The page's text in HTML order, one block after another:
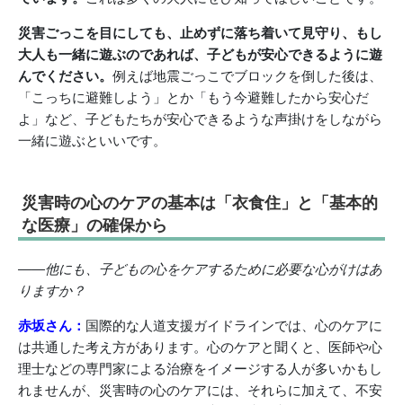
災害ごっこを目にしても、止めずに落ち着いて見守り、もし
大人も一緒に遊ぶのであれば、子どもが安心できるように遊
んでください。 例えば地震ごっこでブロックを倒した後は、
「こっちに避難しよう」とか「もう今避難したから安心だ
よ」など、子どもたちが安心できるような声掛けをしながら
一緒に遊ぶといいです。
災害時の心のケアの基本は「衣食住」と「基本的
な医療」の確保から
――他にも、子どもの心をケアするために必要な心がけはあ
りますか？
赤坂さん： 国際的な人道支援ガイドラインでは、心のケアに
は共通した考え方があります。心のケアと聞くと、医師や心
理士などの専門家による治療をイメージする人が多いかもし
れませんが、災害時の心のケアには、それらに加えて、不安